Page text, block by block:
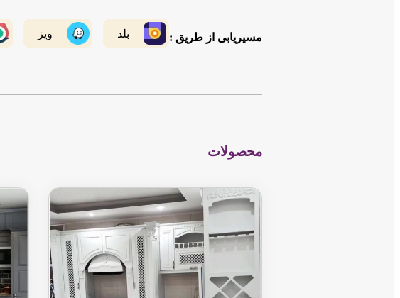
مسیریابی از طریق : بلد ویز
محصولات